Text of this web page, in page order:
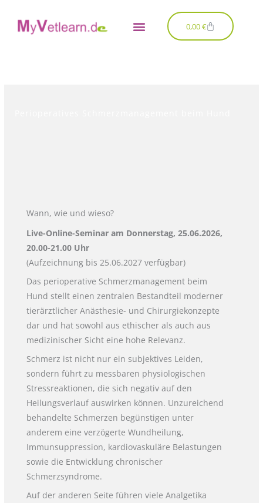
Inhalt
springen
0,00€Warenkorb
Wann, wie und wieso?
Live-Online-Seminar am Donnerstag, 25.06.2026,
20.00-21.00 Uhr
(Aufzeichnung bis 25.06.2027 verfügbar)
Das perioperative Schmerzmanagement beim
Hund stellt einen zentralen Bestandteil moderner
tierärztlicher Anästhesie- und Chirurgiekonzepte
dar und hat sowohl aus ethischer als auch aus
medizinischer Sicht eine hohe Relevanz.
Schmerz ist nicht nur ein subjektives Leiden,
sondern führt zu messbaren physiologischen
Stressreaktionen, die sich negativ auf den
Heilungsverlauf auswirken können. Unzureichend
behandelte Schmerzen begünstigen unter
anderem eine verzögerte Wundheilung,
Immunsuppression, kardiovaskuläre Belastungen
sowie die Entwicklung chronischer
Schmerzsyndrome.
Auf der anderen Seite führen viele Analgetika